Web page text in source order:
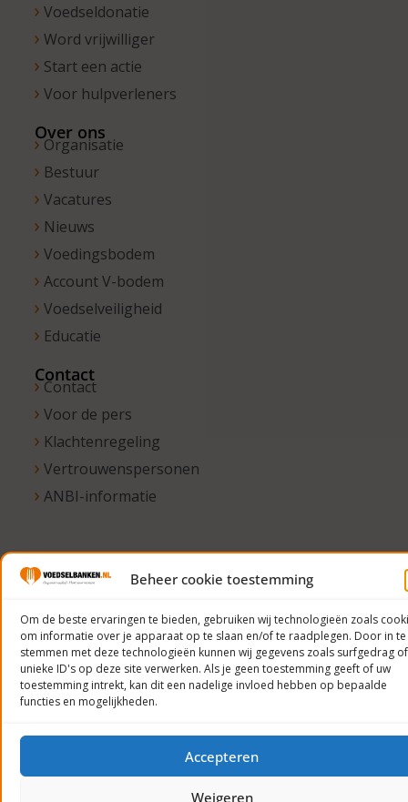
Beheer cookie toestemming
Om de beste ervaringen te bieden, gebruiken wij technologieën zoals
om informatie over je apparaat op te slaan en/of te raadplegen. Door in te
stemmen met deze technologieën kunnen wij gegevens zoals surfgedrag of
unieke ID's op deze site verwerken. Als je geen toestemming geeft of uw
toestemming intrekt, kan dit een nadelige invloed hebben op bepaalde
functies en mogelijkheden.
Accepteren
Weigeren
Voedseldonatie
Word vrijwilliger
Start een actie
Voor hulpverleners
Over ons
Organisatie
Bestuur
Vacatures
Nieuws
Voedingsbodem
Account V-bodem
Voedselveiligheid
Educatie
Contact
Contact
Voor de pers
Klachtenregeling
Vertrouwenspersonen
ANBI-informatie
© 2023
Nederland
Privacyverklaring